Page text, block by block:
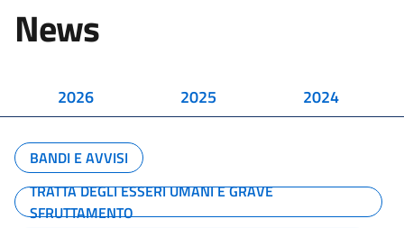
News
2026 2025 2024
BANDI E AVVISI
TRATTA DEGLI ESSERI UMANI E GRAVE
SFRUTTAMENTO